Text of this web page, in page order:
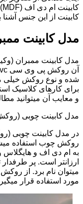
کابینت از این جنس
مدل کابینت
مدل کابینت ممبران
شده و نوع روکش خیلی
برای کارهای کلاسیک
و معایب آن میتوانید
مدل کابینت چوبی
در مدل کابینت چوبی
روکش چوب استفاده
به ام دی اف و هایگلاس
ارزانتر است. پر
میتوان نام برد. از
مورد استفاده قرار